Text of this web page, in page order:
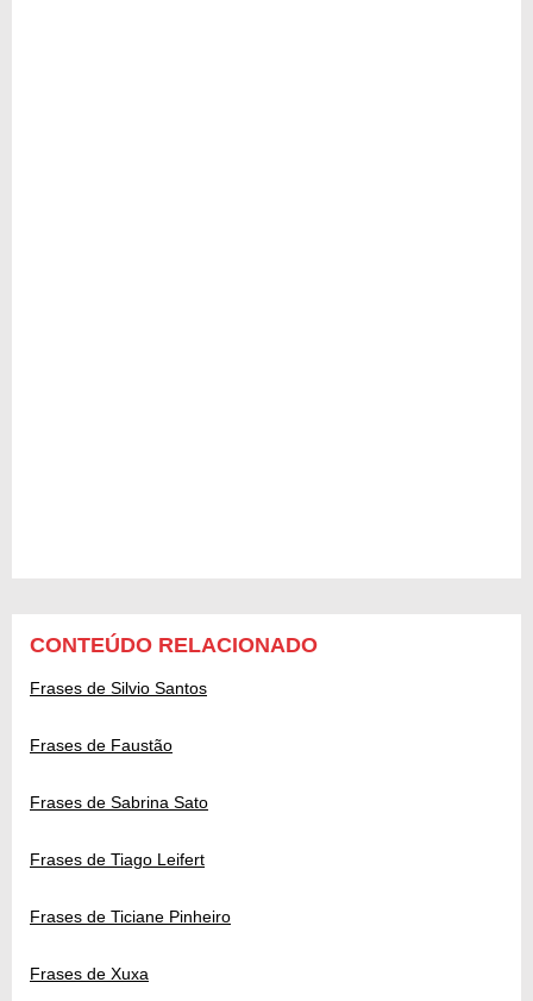
CONTEÚDO RELACIONADO
Frases de Silvio Santos
Frases de Faustão
Frases de Sabrina Sato
Frases de Tiago Leifert
Frases de Ticiane Pinheiro
Frases de Xuxa